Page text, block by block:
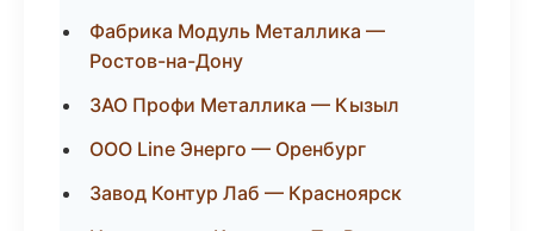
Фабрика Модуль Металлика —
Ростов-на-Дону
ЗАО Профи Металлика — Кызыл
ООО Line Энерго — Оренбург
Завод Контур Лаб — Красноярск